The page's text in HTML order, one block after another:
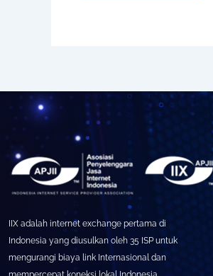
IIX adalah internet exchange pertama di
Indonesia yang diusulkan oleh 35 ISP untuk
mengurangi biaya link Internasional dan